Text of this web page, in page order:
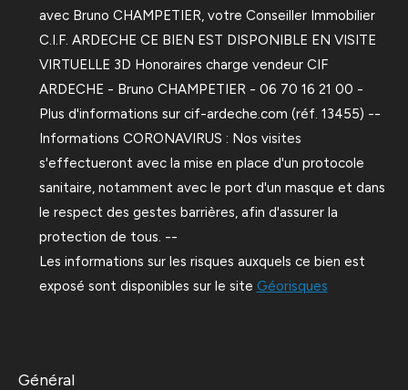
avec Bruno CHAMPETIER, votre Conseiller Immobilier
C.I.F. ARDECHE CE BIEN EST DISPONIBLE EN VISITE
VIRTUELLE 3D Honoraires charge vendeur CIF
ARDECHE - Bruno CHAMPETIER - 06 70 16 21 00 -
Plus d'informations sur cif-ardeche.com (réf. 13455) --
Informations CORONAVIRUS : Nos visites
s'effectueront avec la mise en place d'un protocole
sanitaire, notamment avec le port d'un masque et dans
le respect des gestes barrières, afin d'assurer la
protection de tous. --
Les informations sur les risques auxquels ce bien est
exposé sont disponibles sur le site Géorisques
général